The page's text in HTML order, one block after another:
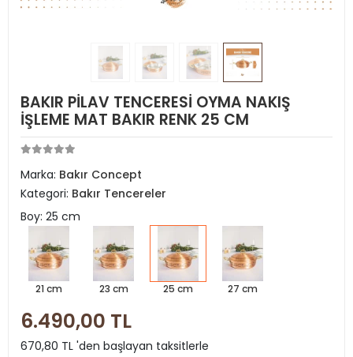
BAKIR PİLAV TENCERESİ OYMA NAKIŞ
İŞLEME MAT BAKIR RENK 25 CM
Marka: Bakır Concept
Kategori: Bakır Tencereler
Boy: 25 cm
21 cm 23 cm 25 cm 27 cm
6.490,00 TL
670,80 TL 'den başlayan taksitlerle